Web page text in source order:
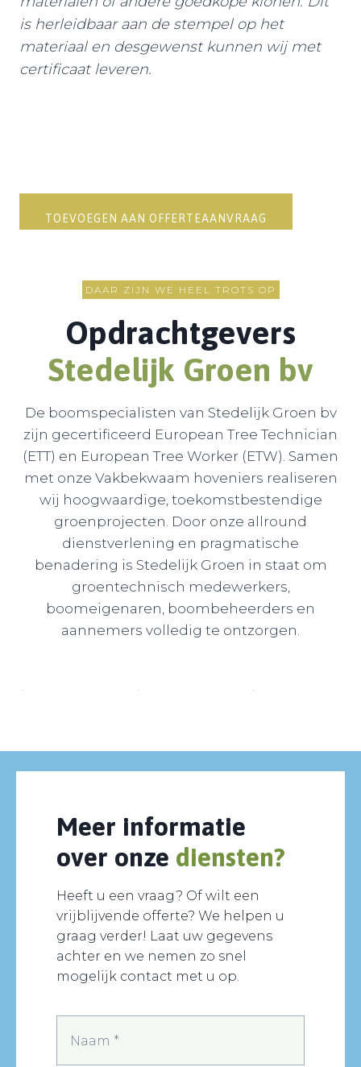
is herleidbaar aan de stempel op het
materiaal en desgewenst kunnen wij met
certificaat leveren.
TOEVOEGEN AAN OFFERTEAANVRAAG
DAAR ZIJN WE HEEL TROTS OP
Opdrachtgevers
Stedelijk Groen bv
De boomspecialisten van Stedelijk Groen bv
zijn gecertificeerd European Tree Technician
(ETT) en European Tree Worker (ETW). Samen
met onze Vakbekwaam hoveniers realiseren
wij hoogwaardige, toekomstbestendige
groenprojecten. Door onze allround
dienstverlening en pragmatische
benadering is Stedelijk Groen in staat om
groentechnisch medewerkers,
boomeigenaren, boombeheerders en
aannemers volledig te ontzorgen.
Meer informatie
over onze diensten?
Heeft u een vraag? Of wilt een
vrijblijvende offerte? We helpen u
graag verder! Laat uw gegevens
achter en we nemen zo snel
mogelijk contact met u op.